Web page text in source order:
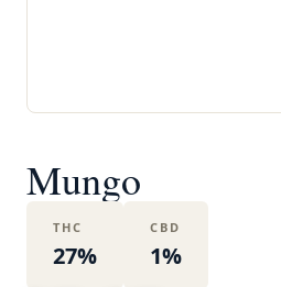
Mungo
THC
27%
CBD
1%